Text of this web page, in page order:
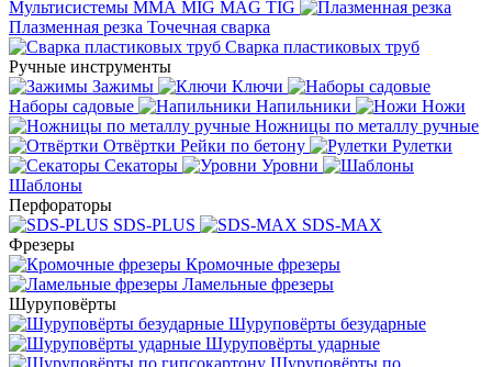
Мультисистемы ММА MIG MAG TIG
Плазменная резка Точечная сварка
Cварка пластиковых труб
Ручные инструменты
Зажимы
Ключи
Наборы садовые
Напильники
Ножи
Ножницы по металлу ручные
Отвёртки Рейки по бетону
Рулетки
Секаторы
Уровни
Шаблоны
Перфораторы
SDS-PLUS
SDS-MAX
Фрезеры
Кромочные фрезеры
Ламельные фрезеры
Шуруповёрты
Шуруповёрты безударные
Шуруповёрты ударные
Шуруповёрты по